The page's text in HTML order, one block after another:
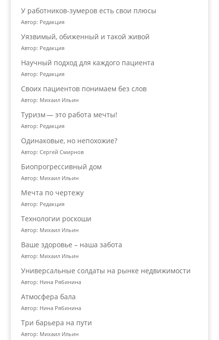
У работников‑зумеров есть свои плюсы
Автор: Редакция
Уязвимый, обиженный и такой живой
Автор: Редакция
Научный подход для каждого пациента
Автор: Редакция
Своих пациентов понимаем без слов
Автор: Михаил Ильин
Туризм — это работа мечты!
Автор: Редакция
Одинаковые, но непохожие?
Автор: Сергей Смирнов
Биопрогрессивный дом
Автор: Михаил Ильин
Мечта по чертежу
Автор: Редакция
Технологии роскоши
Автор: Михаил Ильин
Ваше здоровье – наша забота
Автор: Михаил Ильин
Универсальные солдаты на рынке недвижимости
Автор: Нина Рябинина
Атмосфера бала
Автор: Нина Рябинина
Три барьера на пути
Автор: Михаил Ильин